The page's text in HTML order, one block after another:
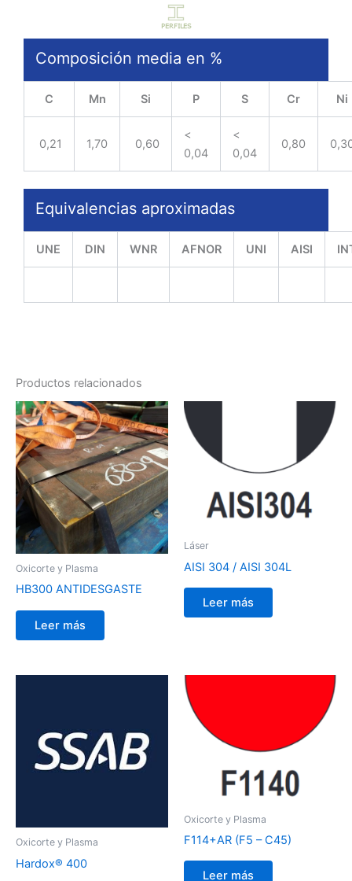
Composición media en %
C Mn Si P S Cr Ni
0,21 1,70 0,60
<
0,04
<
0,04
0,80
Equivalencias aproximadas
UNE DIN WNR AFNOR UNI AISI
Productos relacionados
Oxicorte y Plasma
HB300 ANTIDESGASTE
Leer más
Láser
AISI 304 / AISI 304L
Leer más
Oxicorte y Plasma
Hardox® 400
Oxicorte y Plasma
F114+AR (F5 – C45)
Leer más